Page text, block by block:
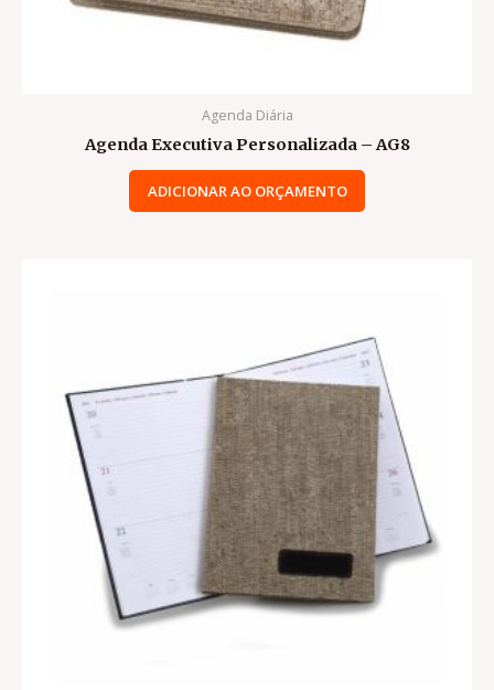
Agenda Diária
Agenda Executiva Personalizada – AG8
ADICIONAR AO ORÇAMENTO